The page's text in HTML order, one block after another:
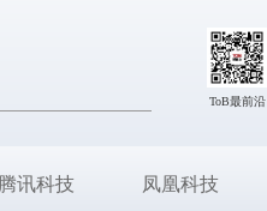
ToB最前沿
腾讯科技 凤凰科技